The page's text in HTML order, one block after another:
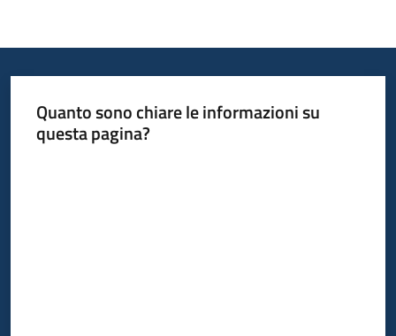
Quanto sono chiare le informazioni su
questa pagina?